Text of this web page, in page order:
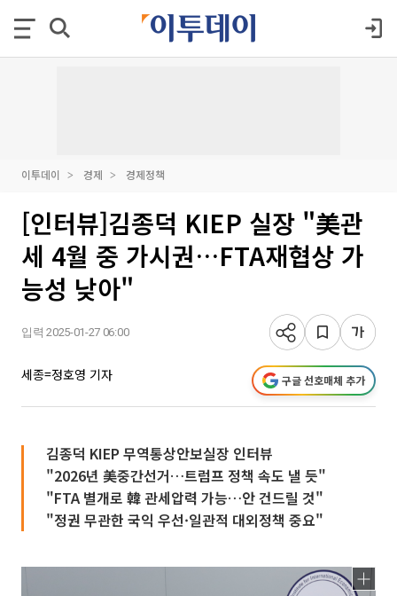
이투데이 경제 경제정책
[인터뷰]김종덕 KIEP 실장 "美관
세 4월 중 가시권…FTA재협상 가
능성 낮아"
입력 2025-01-27 06:00
세종=정호영 기자 구글 선호매체 추가
김종덕 KIEP 무역통상안보실장 인터뷰
"2026년 美중간선거…트럼프 정책 속도 낼 듯"
"FTA 별개로 韓 관세압력 가능…안 건드릴 것"
"정권 무관한 국익 우선·일관적 대외정책 중요"